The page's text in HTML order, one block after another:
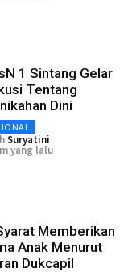
1 Sintang Gelar
Tentang
Dini
Suryatini
yang lalu
Memberikan
Anak Menurut
Dukcapil